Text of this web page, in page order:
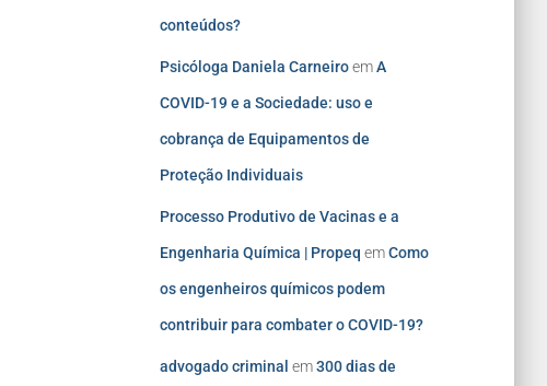
conteúdos?
Psicóloga Daniela CarneiroemA
COVID-19 e a Sociedade: uso e
cobrança de Equipamentos de
Proteção Individuais
Processo Produtivo de Vacinas e a
Engenharia Química | Propeq emComo
os engenheiros químicos podem
contribuir para combater o COVID-19?
advogado criminal em300 dias de